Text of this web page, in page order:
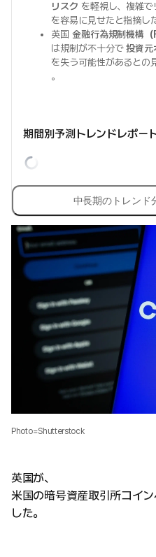
リスク を軽視し、複雑で
を容易に見せたと指摘し
英国 金融行為規制機構（
は規制が不十分で投資元
を失う可能性があるとの
。
期間別予測トレンドレポー
中長期のトレンド
Photo=Shutterstock
英国が、
米国の暗号資産取引所コイ
した。